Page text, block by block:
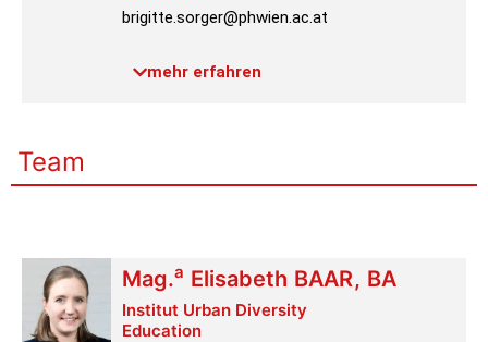
brigitte.sorger@phwien.ac.at
Raum:4.2.064
mehr erfahren
Team
Mag.a Elisabeth BAAR, BA
Institut Urban Diversity
Education